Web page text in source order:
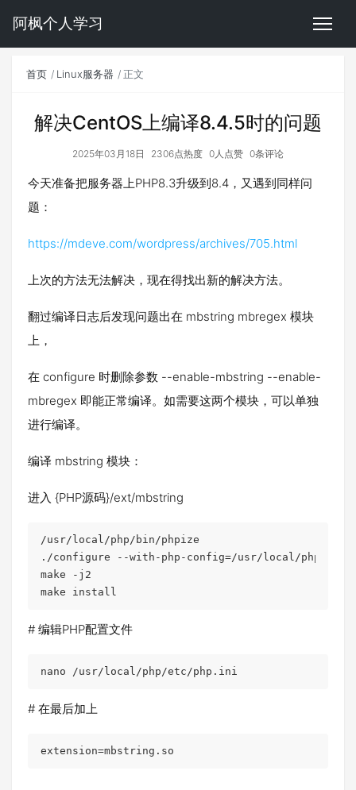
阿枫个人学习
首页 Linux服务器 正文
解决CentOS上编译8.4.5时的问题
2025年03月18日 2306点热度 0人点赞 0条评论
今天准备把服务器上PHP8.3升级到8.4，又遇到同样问
题：
https://mdeve.com/wordpress/archives/705.html
上次的方法无法解决，现在得找出新的解决方法。
翻过编译日志后发现问题出在 mbstring mbregex 模块
上，
在 configure 时删除参数 --enable-mbstring --enable-
mbregex 即能正常编译。如需要这两个模块，可以单独
进行编译。
编译 mbstring 模块：
进入 {PHP源码}/ext/mbstring
/usr/local/php/bin/phpize
./configure --with-php-config=/usr/local/php/bin/
make -j2
make install
# 编辑PHP配置文件
nano /usr/local/php/etc/php.ini
# 在最后加上
extension=mbstring.so